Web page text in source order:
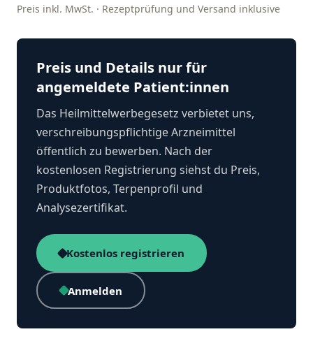
Preis inkl. MwSt. · Rezeptprüfung und Versand inklusive
Preis und Details nur für
angemeldete Patient:innen
Das Heilmittelwerbegesetz verbietet uns,
verschreibungspflichtige Arzneimittel
öffentlich zu bewerben. Nach der
kostenlosen Registrierung siehst du Preis,
Produktfotos, Terpenprofil und
Analysezertifikat.
Kostenlos registrieren
Anmelden